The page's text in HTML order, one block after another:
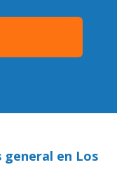
en Los